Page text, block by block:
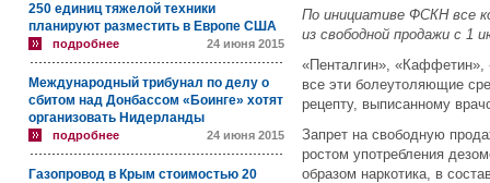
250 единиц тяжелой техники
планируют разместить в Европе США
подробнее 24 июня 2015
Международный трибунал по делу о
сбитом над Донбассом «Боинге» хотят
организовать Нидерланды
подробнее 24 июня 2015
Газопровод в Крым стоимостью 20
По инициативе ФСКН все
из свободной продажи с 1
«Пенталгин»,
все эти болеутоляющие
рецепту, выписанному
Запрет на свободную
ростом употребления
образом наркотика, в